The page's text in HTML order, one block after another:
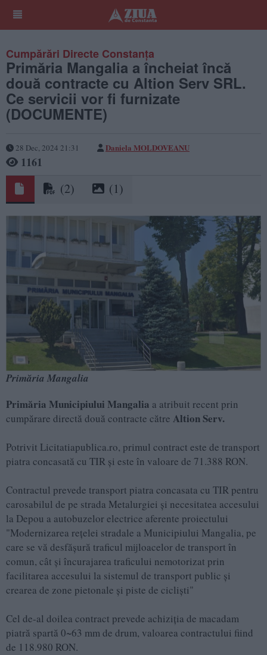
Cumpărări Directe Constanța
Primăria Mangalia a încheiat încă
două contracte cu Altion Serv SRL.
Ce servicii vor fi furnizate
(DOCUMENTE)
28 Dec, 2024 21:31 Daniela MOLDOVEANU
1161
(2) (1)
Primăria Mangalia
Primăria Municipiului Mangalia a atribuit recent prin
cumpărare directă două contracte către Altion Serv.
Potrivit Licitatiapublica.ro, primul contract este de transport
piatra concasată cu TIR și este în valoare de 71.388 RON.
Contractul prevede transport piatra concasata cu TIR pentru
carosabilul de pe strada Metalurgiei și necesitatea accesului
la Depou a autobuzelor electrice aferente proiectului
"Modernizarea rețelei stradale a Municipiului Mangalia, pe
care se vă desfășură traficul mijloacelor de transport în
comun, cât și încurajarea traficului nemotorizat prin
facilitarea accesului la sistemul de transport public și
crearea de zone pietonale și piste de cicliști"
Cel de-al doilea contract prevede achiziția de macadam
piatră spartă 0~63 mm de drum, valoarea contractului fiind
de 118.980 RON.